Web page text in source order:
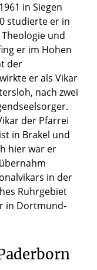
in Siegen
studierte er in
und
er im Hohen
der
er als Vikar
nach zwei
der Pfarrei
in Brakel und
hier war er
in der
Ruhrgebiet
in Dortmund-